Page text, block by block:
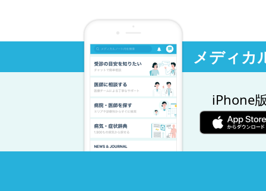
メディカ
iPhone